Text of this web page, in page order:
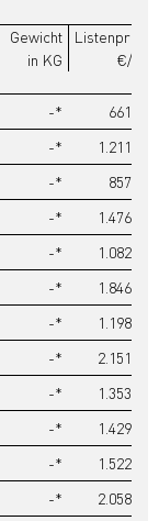
Gewicht
in KG
Listenpreis
€/ST
-*
661,90
-*
1.211,30
-*
857,20
-*
1.476,00
-*
1.082,20
-*
1.846,60
-*
1.198,00
-*
2.151,10
-*
1.353,60
-*
1.429,60
-*
1.522,30
-* 2.058,40